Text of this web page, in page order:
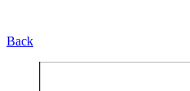
Back